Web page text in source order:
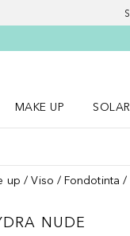
MAKE UP
up Viso Fondotinta
NUDE